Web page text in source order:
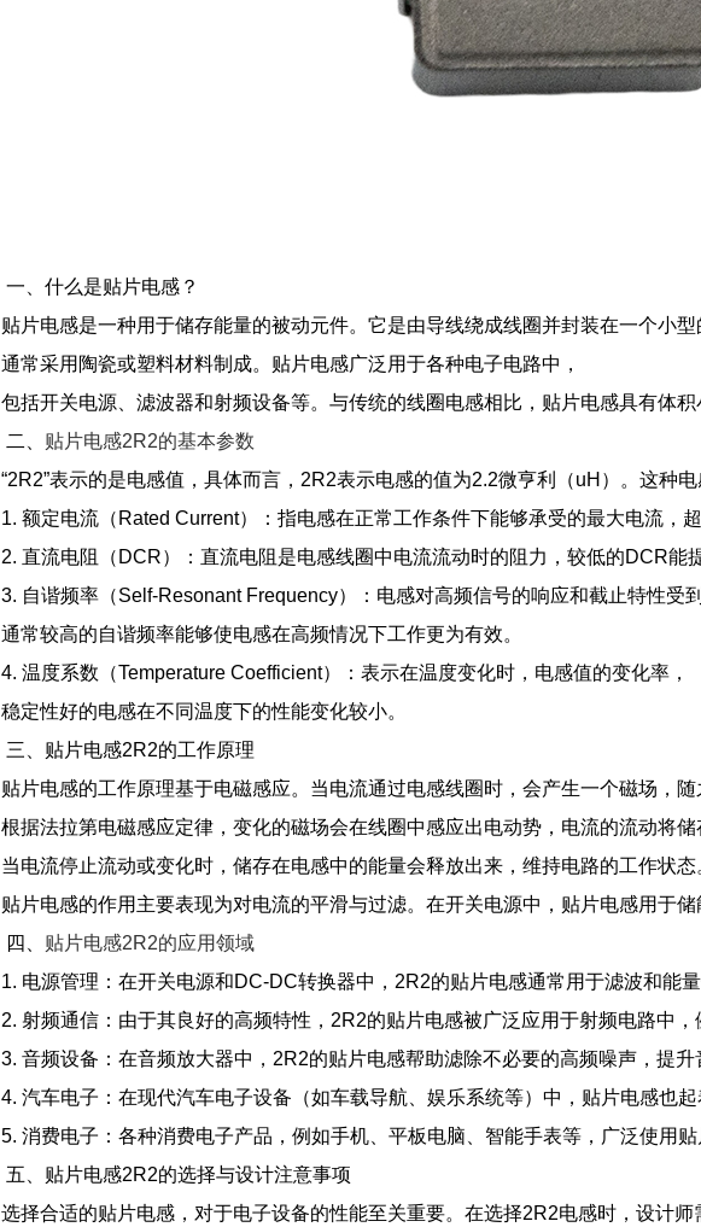
一、什么是贴片电感？
贴片电感是一种用于储存能量的被动元件。它是由导线绕成线圈并封装在一个小型
通常采用陶瓷或塑料材料制成。贴片电感广泛用于各种电子电路中，
包括开关电源、滤波器和射频设备等。与传统的线圈电感相比，贴片电感具有体积
二、 贴片电感2R2的基本参数
“2R2”表示的是电感值，具体而言，2R2表示电感的值为2.2微亨利（uH）。这种电
1. 额定电流（Rated Current）：指电感在正常工作条件下能够承受的最大电流，
2. 直流电阻（DCR）：直流电阻是电感线圈中电流流动时的阻力，较低的DCR能
3. 自谐频率（Self-Resonant Frequency）：电感对高频信号的响应和截止特性受
通常较高的自谐频率能够使电感在高频情况下工作更为有效。
4. 温度系数（Temperature Coefficient）：表示在温度变化时，电感值的变化率，
稳定性好的电感在不同温度下的性能变化较小。
三、贴片电感2R2的工作原理
贴片电感的工作原理基于电磁感应。当电流通过电感线圈时，会产生一个磁场，随
根据法拉第电磁感应定律，变化的磁场会在线圈中感应出电动势，电流的流动将储
当电流停止流动或变化时，储存在电感中的能量会释放出来，维持电路的工作状态
贴片电感的作用主要表现为对电流的平滑与过滤。在开关电源中，贴片电感用于
四、 贴片电感2R2的应用领域
1. 电源管理：在开关电源和DC-DC转换器中，2R2的贴片电感通常用于滤波和能
2. 射频通信：由于其良好的高频特性，2R2的贴片电感被广泛应用于射频电路中
3. 音频设备：在音频放大器中，2R2的贴片电感帮助滤除不必要的高频噪声，提升
4. 汽车电子：在现代汽车电子设备（如车载导航、娱乐系统等）中，贴片电感也
5. 消费电子：各种消费电子产品，例如手机、平板电脑、智能手表等，广泛使用
五、贴片电感2R2的选择与设计注意事项
选择合适的贴片电感，对于电子设备的性能至关重要。在选择2R2电感时，设计师